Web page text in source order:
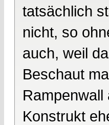
tatsächlich
nicht, so
auch, weil
Beschaut
Konstrukt